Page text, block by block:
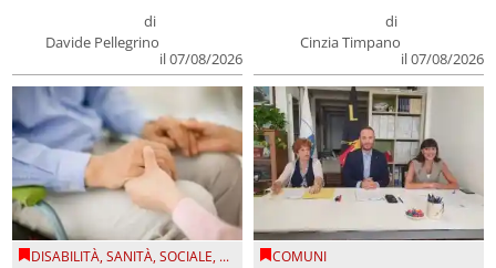
di
Davide Pellegrino
il 07/08/2026
di
Cinzia Timpano
il 07/08/2026
DISABILITÀ,SANITÀ,SOCIALE, ... COMUNI